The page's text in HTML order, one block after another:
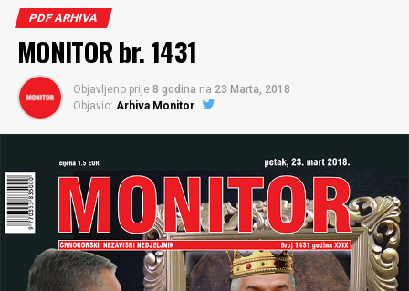
PDF ARHIVA
MONITOR br. 1431
Objavljeno prije 8 godina na 23 Marta, 2018
Objavio: Arhiva Monitor